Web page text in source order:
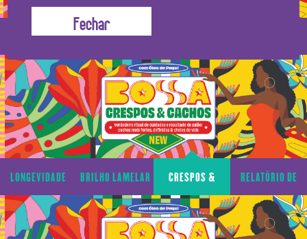
LONGEVIDADE
CAPILAR
BRILHO LAMELAR
CACHOS TRANSPARÊNCIA
LONGEVIDADE
CAPILAR
BRILHO LAMELAR CRESPOS &
CACHOS
RELATÓRIO DE
TRANSPARÊNCIA